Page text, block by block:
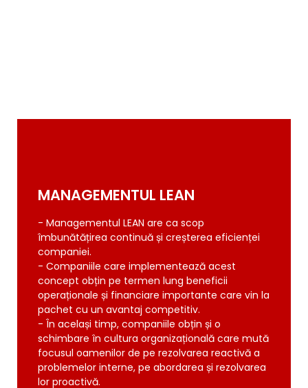
MANAGEMENTUL LEAN
- Managementul LEAN are ca scop
îmbunătățirea continuă și creșterea eficienței
companiei.
- Companiile care implementează acest
concept obțin pe termen lung beneficii
operaționale și financiare importante care vin la
pachet cu un avantaj competitiv.
- În același timp, companiile obțin și o
schimbare în cultura organizațională care mută
focusul oamenilor de pe rezolvarea reactivă a
problemelor interne, pe abordarea și rezolvarea
lor proactivă.
MANAGEMENTUL LEAN
- Managementul LEAN are ca scop
îmbunătățirea continuă și creșterea eficienței
companiei.
- Companiile care implementează acest
concept obțin pe termen lung beneficii
operaționale și financiare importante care vin la
pachet cu un avantaj competitiv.
- În același timp, companiile obțin și o
schimbare în cultura organizațională care mută
focusul oamenilor de pe rezolvarea reactivă a
problemelor interne, pe abordarea și rezolvarea
lor proactivă.